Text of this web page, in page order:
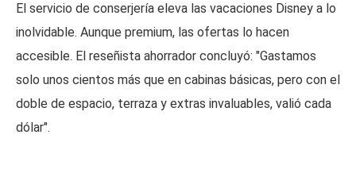
El servicio de conserjería eleva las vacaciones Disney a lo
inolvidable. Aunque premium, las ofertas lo hacen
accesible. El reseñista ahorrador concluyó: "Gastamos
solo unos cientos más que en cabinas básicas, pero con el
doble de espacio, terraza y extras invaluables, valió cada
dólar".